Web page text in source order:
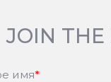
JOIN
имя*